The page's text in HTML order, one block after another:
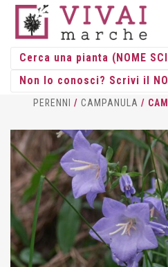
PERENNI / CAMPANULA /